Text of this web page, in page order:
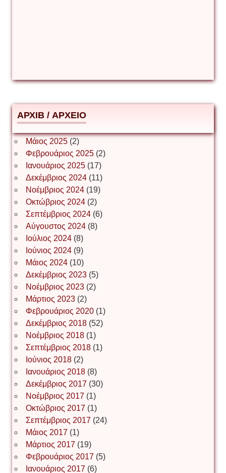
Δημήτριος Ζακοντινός
ΕΥΑΓΓΕΛΟΣ ΜΩΚΟΣ
Ιωάννης Σ. Παπαφλωράτος
ΝΙΚΟΣ ΓΑΤΟΣ
Νίκος Λυγερός
Іван Буртик
Іван Наконечний
Інга Короткевич
Ірина Ключковська
Ірина Наконечна
АРХІВ / ΑΡΧΕΙΟ
Μάιος 2025(2)
Φεβρουάριος 2025(2)
Ιανουάριος 2025(17)
Δεκέμβριος 2024(11)
Νοέμβριος 2024(19)
Οκτώβριος 2024(2)
Σεπτέμβριος 2024(6)
Αύγουστος 2024(8)
Ιούλιος 2024(8)
Ιούνιος 2024(9)
Μάιος 2024(10)
Δεκέμβριος 2023(5)
Νοέμβριος 2023(2)
Μάρτιος 2023(2)
Φεβρουάριος 2020(1)
Δεκέμβριος 2018(52)
Νοέμβριος 2018(1)
Σεπτέμβριος 2018(1)
Ιούνιος 2018(2)
Ιανουάριος 2018(8)
Δεκέμβριος 2017 (30)
Νοέμβριος 2017 (1)
Οκτώβριος 2017 (1)
Σεπτέμβριος 2017 (24)
Μάιος 2017 (1)
Μάρτιος 2017 (19)
Φεβρουάριος 2017 (5)
Ιανουάριος 2017 (6)